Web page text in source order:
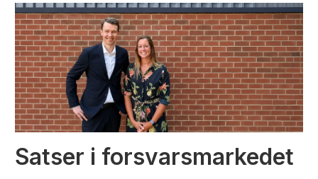
Satser i forsvarsmarkedet